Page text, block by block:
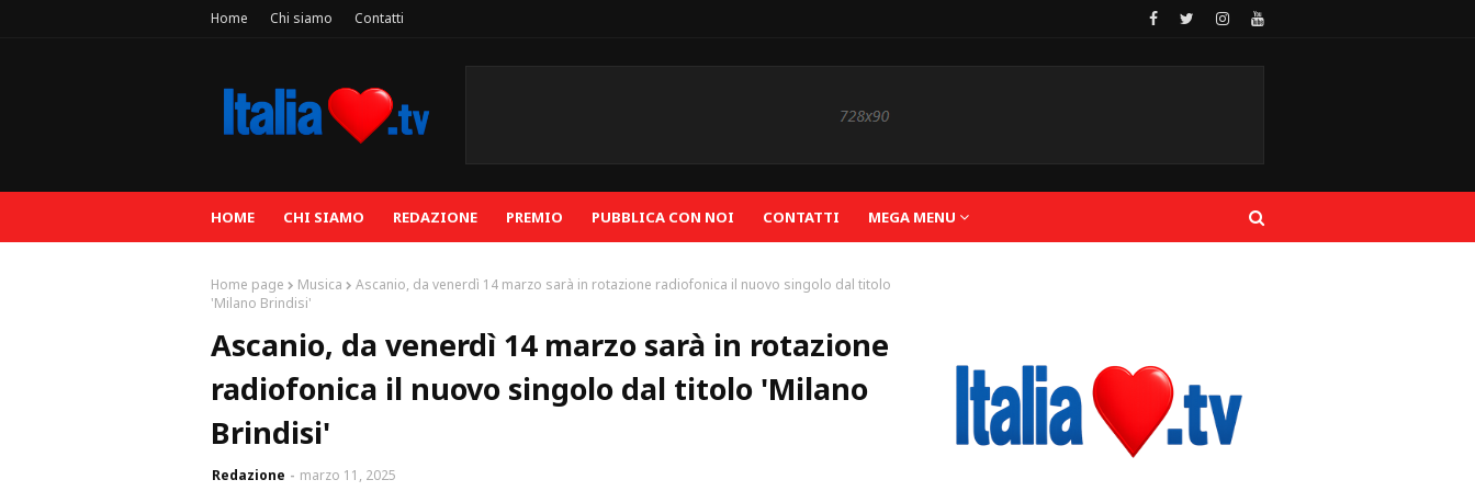
Home Chi siamo Contatti
HOME CHI SIAMO REDAZIONE PREMIO PUBBLICA CON NOI CONTATTI MEGA MENU
Home page Musica
Ascanio, da venerdì 14 marzo sarà in rotazione radiofonica il nuovo singolo dal titolo
'Milano Brindisi'
Ascanio, da venerdì 14 marzo sarà in rotazione
radiofonica il nuovo singolo dal titolo 'Milano
Brindisi'
Redazione marzo 11, 2025